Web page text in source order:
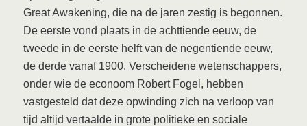
Great Awakening, die na de jaren zestig is begonnen.
De eerste vond plaats in de achttiende eeuw, de
tweede in de eerste helft van de negentiende eeuw,
de derde vanaf 1900. Verscheidene wetenschappers,
onder wie de econoom Robert Fogel, hebben
vastgesteld dat deze opwinding zich na verloop van
tijd altijd vertaalde in grote politieke en sociale